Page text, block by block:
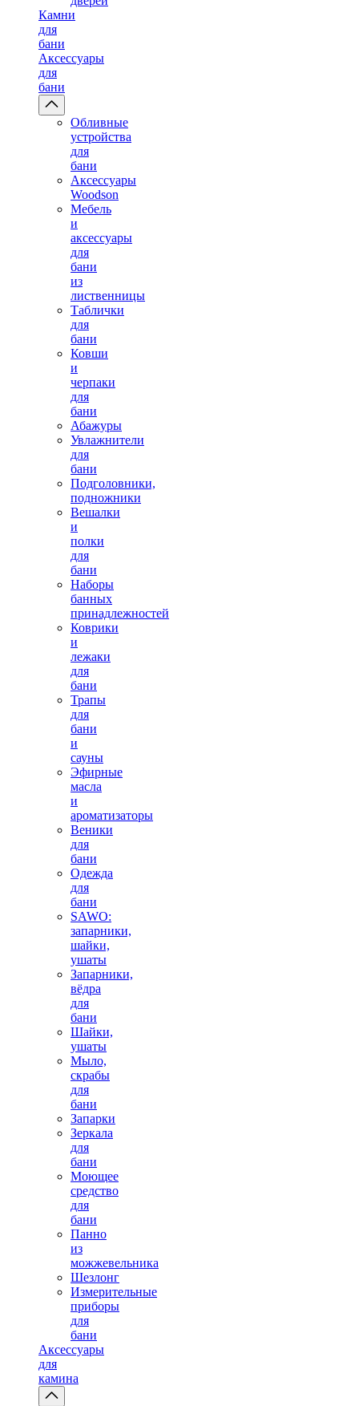
Камни
для
бани
Аксессуары
для
бани
Обливные
устройства
для
бани
Аксессуары
Woodson
Мебель
и
аксессуары
для
бани
из
лиственницы
Таблички
для
бани
Ковши
и
черпаки
для
бани
Абажуры
Увлажнители
для
бани
Подголовники,
подножники
Вешалки
и
полки
для
бани
Наборы
банных
принадлежностей
Коврики
и
лежаки
для
бани
Трапы
для
бани
и
сауны
Эфирные
масла
и
ароматизаторы
Веники
для
бани
Одежда
для
бани
SAWO:
запарники,
шайки,
ушаты
Запарники,
вёдра
для
бани
Шайки,
ушаты
Мыло,
скрабы
для
бани
Запарки
Зеркала
для
бани
Моющее
средство
для
бани
Панно
из
можжевельника
Шезлонг
Измерительные
приборы
для
бани
Аксессуары
для
камина